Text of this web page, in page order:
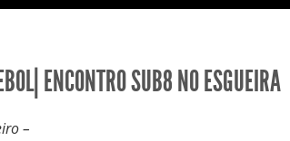
ENCONTRO SUB8 NO ESGUEIRA
–